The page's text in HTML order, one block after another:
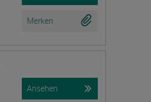
Merken
Ansehen